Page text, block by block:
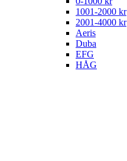
1001-2000 kr
2001-4000 kr
Aeris
Duba
EFG
HÅG